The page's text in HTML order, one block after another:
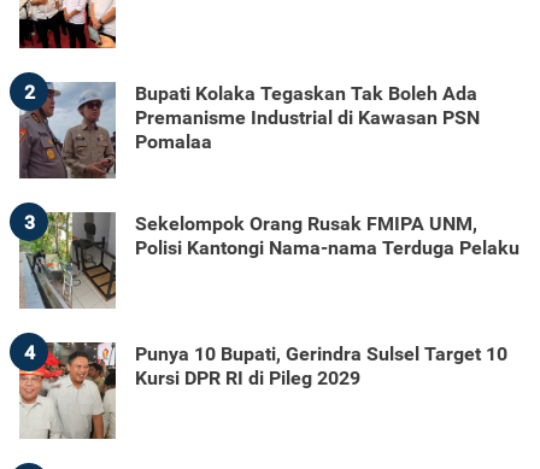
2
Bupati Kolaka Tegaskan Tak Boleh Ada
Premanisme Industrial di Kawasan PSN
Pomalaa
3
Sekelompok Orang Rusak FMIPA UNM,
Polisi Kantongi Nama-nama Terduga Pelaku
4
Punya 10 Bupati, Gerindra Sulsel Target 10
Kursi DPR RI di Pileg 2029